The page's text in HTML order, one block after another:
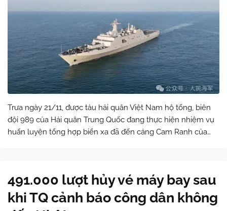
Trưa ngày 21/11, được tàu hải quân Việt Nam hộ tống, biên
đội 989 của Hải quân Trung Quốc đang thực hiện nhiệm vụ
huấn luyện tổng hợp biển xa đã đến cảng Cam Ranh của
491.000 lượt hủy vé máy bay sau
khi TQ cảnh báo công dân không